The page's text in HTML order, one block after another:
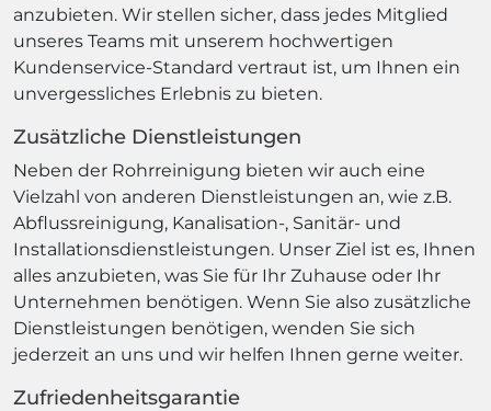
anzubieten. Wir stellen sicher, dass jedes Mitglied
unseres Teams mit unserem hochwertigen
Kundenservice-Standard vertraut ist, um Ihnen ein
unvergessliches Erlebnis zu bieten.
Zusätzliche Dienstleistungen
Neben der Rohrreinigung bieten wir auch eine
Vielzahl von anderen Dienstleistungen an, wie z.B.
Abflussreinigung, Kanalisation-, Sanitär- und
Installationsdienstleistungen. Unser Ziel ist es, Ihnen
alles anzubieten, was Sie für Ihr Zuhause oder Ihr
Unternehmen benötigen. Wenn Sie also zusätzliche
Dienstleistungen benötigen, wenden Sie sich
jederzeit an uns und wir helfen Ihnen gerne weiter.
Zufriedenheitsgarantie